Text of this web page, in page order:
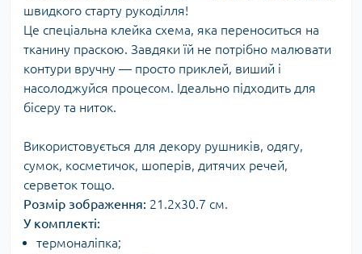
швидкого старту рукоділля!
Це спеціальна клейка схема, яка переноситься на
тканину праскою. Завдяки їй не потрібно малювати
контури вручну — просто приклей, виший і
насолоджуйся процесом. Ідеально підходить для
бісеру та ниток.
Використовується для декору рушників, одягу,
сумок, косметичок, шоперів, дитячих речей,
серветок тощо.
Розмір зображення: 21.2х30.7 см.
У комплекті:
термоналіпка;